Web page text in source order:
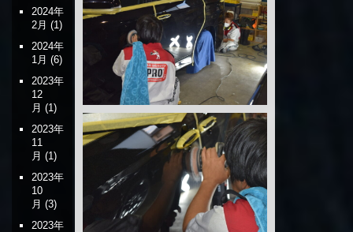
2024年
2月 (1)
2024年
1月 (6)
2023年
12
月 (1)
2023年
11
月 (1)
2023年
10
月 (3)
2023年